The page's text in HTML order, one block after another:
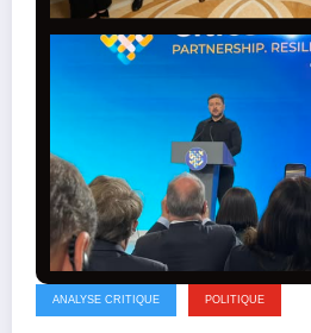
ANALYSE CRITIQUE POLITIQUE